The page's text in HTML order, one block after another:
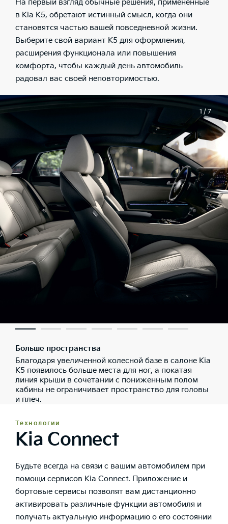
На первый взгляд обычные решения, применённые
в Kia K5, обретают истинный смысл, когда они
становятся частью вашей повседневной жизни.
Выберите свой вариант K5 для оформления,
расширения функционала или повышения
комфорта, чтобы каждый день автомобиль
радовал вас своей неповторимостью.
Больше пространства
Благодаря увеличенной колесной базе в салоне Kia
K5 появилось больше места для ног, а покатая
линия крыши в сочетании с пониженным полом
кабины не ограничивает пространство для головы
и плеч.
1 / 7
Технологии
Kia Connect
Будьте всегда на связи с вашим автомобилем при
помощи сервисов Kia Connect. Приложение и
бортовые сервисы позволят вам дистанционно
активировать различные функции автомобиля и
получать актуальную информацию о его состоянии